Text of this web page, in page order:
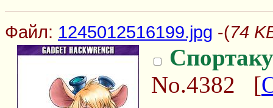
Файл: 1245012516199.jpg -(74
No.4382 [